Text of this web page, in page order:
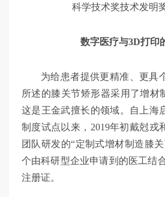
科学技术奖技术发明
数字医疗与3D打印
为给患者提供更精准、更具
所述的膝关节矫形器采用了增材
这是王金武擅长的领域。自上海
制度试点以来，2019年初戴尅戎
团队研发的“定制式增材制造膝
个由科研型企业申请到的医工结
注册证。